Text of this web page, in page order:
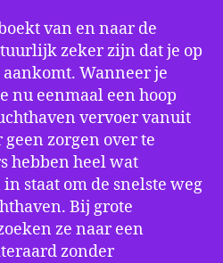
van en naar de
zeker zijn dat je op
Wanneer je
nu eenmaal een hoop
vervoer vanuit
zorgen over te
hebben heel wat
staat om de snelste weg
Bij grote
ze naar een
zonder